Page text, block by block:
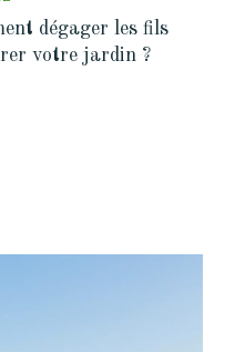
dégager les fils
votre jardin ?